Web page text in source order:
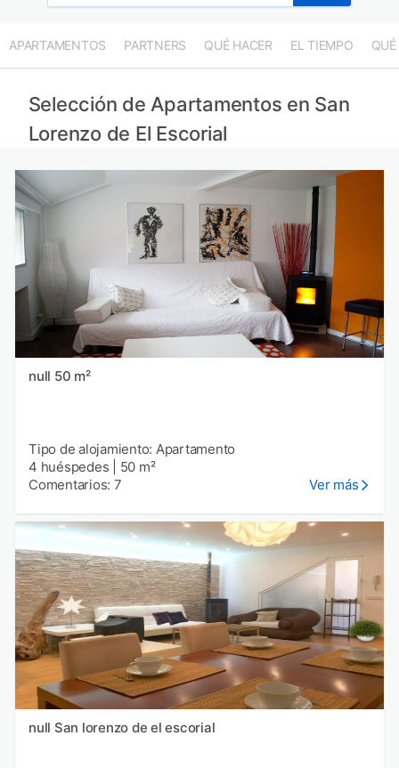
APARTAMENTOS PARTNERS QUÉ HACER EL TIEMPO QUÉ
Selección de Apartamentos en San
Lorenzo de El Escorial
null 50 m²
Tipo de alojamiento: Apartamento
4 huéspedes
50 m²
Comentarios: 7
Ver más
null San lorenzo de el escorial